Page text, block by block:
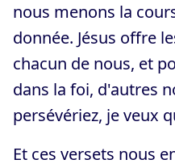
nous menons la
donnée. Jésus offre
chacun de nous, et
dans la foi, d'autres
persévériez, je veux
Et ces versets nous